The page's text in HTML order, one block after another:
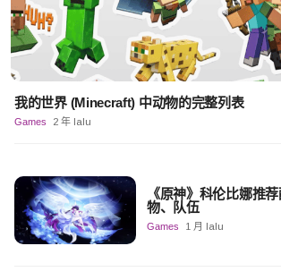
我的世界 (Minecraft) 中动物的完整列表
Games 2 年 lalu
《原神》科伦比娜推
物、队伍
Games 1 月 lalu